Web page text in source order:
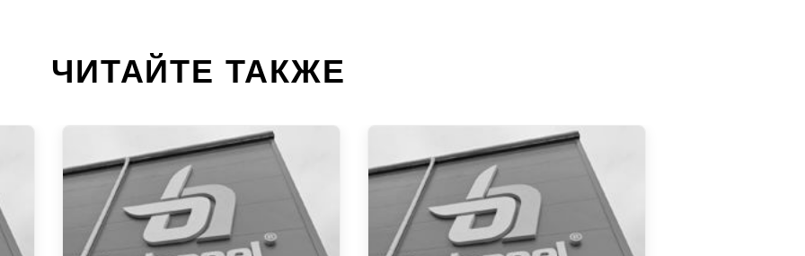
ЧИТАЙТЕ ТАКЖЕ